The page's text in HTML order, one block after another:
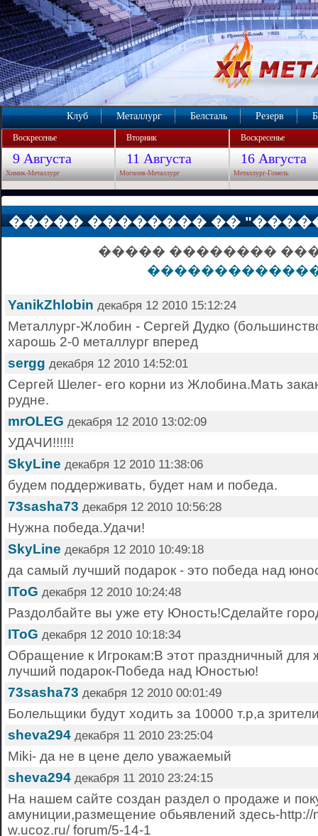
Клуб Металлург Белсталь Резерв
Воскресенье Вторник Воскресенье
9 Августа 11 Августа 16 Августа
Химик-Металлург Могилев-Металлург Металлург-Гомель
����� �������� ��
����� ��������
YanikZhlobin декабря 12 2010 15:12:24
Металлург-Жлобин - Сергей Дудко
харошь 2-0 металлург вперед
sergg декабря 12 2010 14:52:01
Сергей Шелег- его корни из Жлобина.Мать
рудне.
mrOLEG декабря 12 2010 13:02:09
УДАЧИ!!!!!!
SkyLine декабря 12 2010 11:38:06
будем поддерживать, будет нам и победа.
73sasha73 декабря 12 2010 10:56:28
Нужна победа.Удачи!
SkyLine декабря 12 2010 10:49:18
да самый лучший подарок - это победа над
IToG декабря 12 2010 10:24:48
Раздолбайте вы уже ету Юность!Сделайте
IToG декабря 12 2010 10:18:34
Обращение к Игрокам:В этот праздничный для
лучший подарок-Победа над Юностью!
73sasha73 декабря 12 2010 00:01:49
Болельщики будут ходить за 10000 т.р,а
sheva294 декабря 11 2010 23:25:04
Miki- да не в цене дело уважаемый
sheva294 декабря 11 2010 23:24:15
На нашем сайте создан раздел о продаже и
амуниции,размещение обьявлений здесь-http://
w.ucoz.ru/ forum/5-14-1